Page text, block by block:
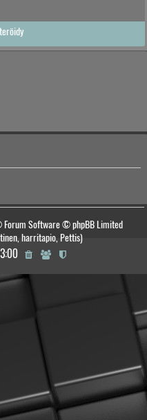
Software © phpBB Limited
harritapio, Pettis)